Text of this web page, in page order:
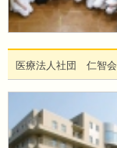
医療法人社団 仁智会